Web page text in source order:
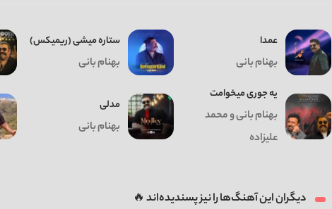
عمدا
بهنام بانی
ستاره میشی (ریمیکس)
بهنام بانی
یه جوری میخوامت
بهنام بانی و محمد
علیزاده
مدلی
بهنام بانی
دیگران این آهنگ‌ها را نیز پسندیده‌اند 🔥